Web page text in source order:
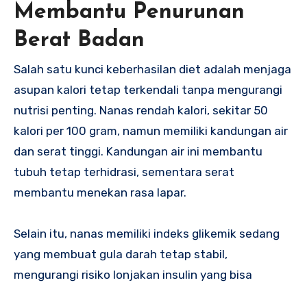
Membantu Penurunan
Berat Badan
Salah satu kunci keberhasilan diet adalah menjaga
asupan kalori tetap terkendali tanpa mengurangi
nutrisi penting. Nanas rendah kalori, sekitar 50
kalori per 100 gram, namun memiliki kandungan air
dan serat tinggi. Kandungan air ini membantu
tubuh tetap terhidrasi, sementara serat
membantu menekan rasa lapar.
Selain itu, nanas memiliki indeks glikemik sedang
yang membuat gula darah tetap stabil,
mengurangi risiko lonjakan insulin yang bisa